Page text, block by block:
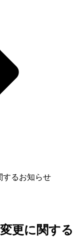
するお知らせ
更に関する